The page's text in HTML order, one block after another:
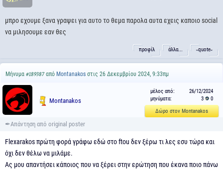
μπρο εχουμε ξανα γραψει για αυτο το θεμα παρολα αυτα εχεις καποιο social
να μιλησουμε εαν θες
προφίλ άλλα... ˵quote˶
Μήνυμα #189387από Montanakos στις 26 Δεκεμβρίου 2024, 9:33πμ
Montanakos
μέλος από:
26/12/2024
μηνύματα:
3
0
Δώρο στον Montanakos
Flexarakos πρώτη φορά γράφω εδώ στο ftou δεν ξέρω τι λες εσυ τώρα και
όχι δεν θέλω να μιλάμε.
Ας μου απαντήσει κάποιος που να ξέρει στην ερώτηση που έκανα ποιο πάνω